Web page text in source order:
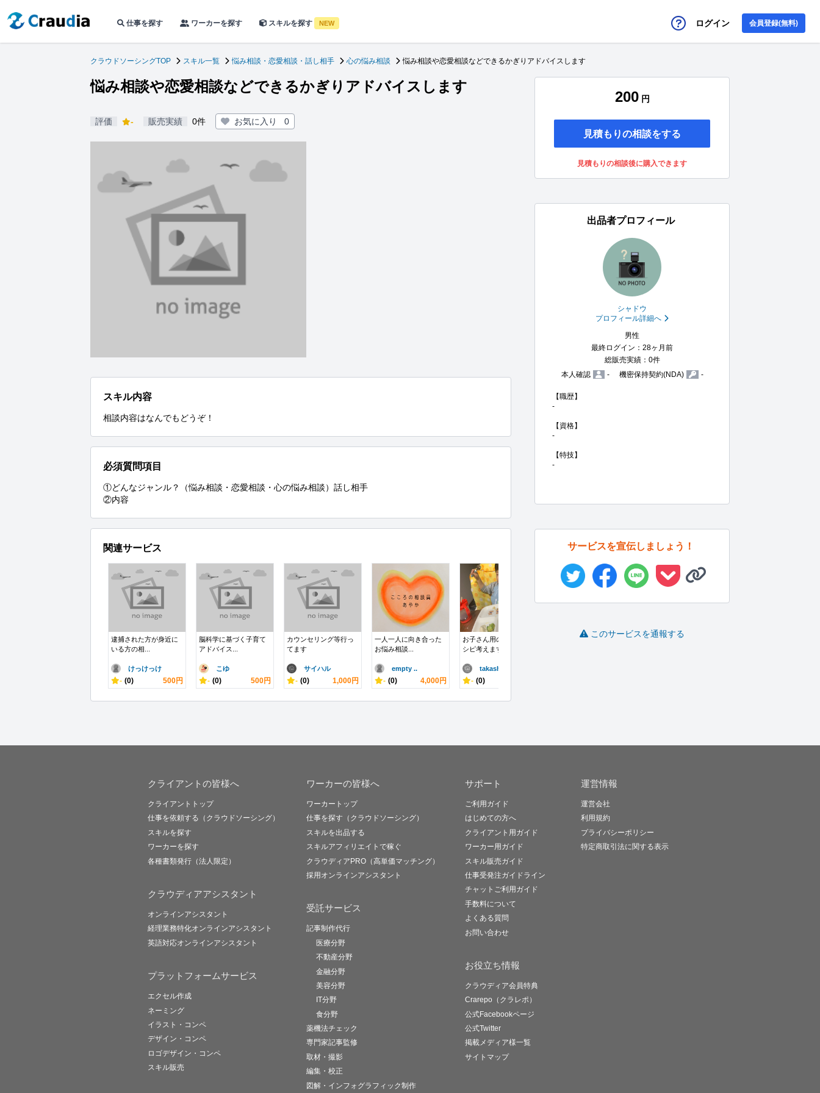
仕事を探す ワーカーを探す スキルを探す NEW ログイン 会員登録(無料)
クラウドソーシングTOP スキル一覧 悩み相談・恋愛相談・話し相手 心の悩み相談 悩み相談や恋愛相談などできるかぎりアドバイスします
悩み相談や恋愛相談などできるかぎりアドバイスします
評価 - 販売実績 0件 お気に入り 0
スキル内容
相談内容はなんでもどうぞ！
必須質問項目
①どんなジャンル？（悩み相談・恋愛相談・心の悩み相談）話し相手
②内容
関連サービス
逮捕された方が身近に
いる方の相...
けっけっけ
- (0) 500円
脳科学に基づく子育て
アドバイス...
こゆ
- (0) 500円
カウンセリング等行っ
てます
サイハル
- (0) 1,000円
一人一人に向き合った
お悩み相談...
empty ..
- (0) 4,000円
お子さん用の献立、レ
シピ考えます
takash..
- (0)
血圧の悩み解消あなた
誰かと少し話したい。
200 円
見積もりの相談をする
見積もりの相談後に購入できます
出品者プロフィール
シャドウ
プロフィール詳細へ
男性
最終ログイン：28ヶ月前
総販売実績：0件
本人確認
- 機密保持契約(NDA) -
【職歴】
-
【資格】
-
【特技】
-
サービスを宣伝しましょう！
このサービスを通報する
クライアントの皆様へ
クライアントトップ
仕事を依頼する（クラウドソーシング）
スキルを探す
ワーカーを探す
各種書類発行（法人限定）
クラウディアアシスタント
オンラインアシスタント
経理業務特化オンラインアシスタント
英語対応オンラインアシスタント
プラットフォームサービス
エクセル作成
ネーミング
イラスト・コンペ
デザイン・コンペ
ロゴデザイン・コンペ
スキル販売
ワーカーの皆様へ
ワーカートップ
仕事を探す（クラウドソーシング）
スキルを出品する
スキルアフィリエイトで稼ぐ
クラウディアPRO（高単価マッチング）
採用オンラインアシスタント
受託サービス
記事制作代行
医療分野
不動産分野
金融分野
美容分野
IT分野
食分野
薬機法チェック
専門家記事監修
取材・撮影
編集・校正
図解・インフォグラフィック制作
サポート
ご利用ガイド
はじめての方へ
クライアント用ガイド
ワーカー用ガイド
スキル販売ガイド
仕事受発注ガイドライン
チャットご利用ガイド
手数料について
よくある質問
お問い合わせ
お役立ち情報
クラウディア会員特典
Crarepo（クラレポ）
公式Facebookページ
公式Twitter
掲載メディア様一覧
サイトマップ
運営情報
運営会社
利用規約
プライバシーポリシー
特定商取引法に関する表示